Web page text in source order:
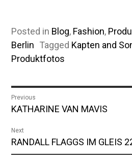
Posted in Blog, Fashion,
Berlin Tagged Kapten and
Produktfotos
Previous
Previous
KATHARINE VAN MAVIS
Next
Next
post:
RANDALL FLAGGS IM GLEIS